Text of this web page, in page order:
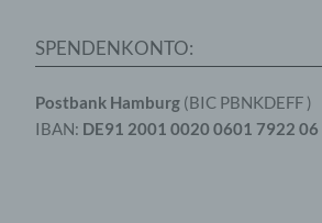
SPENDENKONTO:
Postbank Hamburg (BIC PBNKDEFF )
IBAN: DE91 2001 0020 0601 7922 06